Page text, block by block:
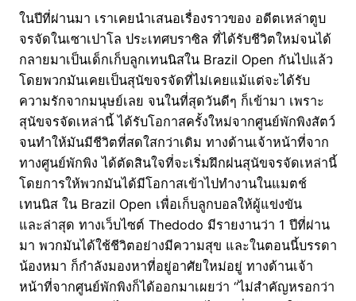
ในปีที่ผ่านมา เราเคยนำเสนอเรื่องราวของ อดีตเหล่าตูบ
จรจัดในเซาเปาโล ประเทศบราซิล ที่ได้รับชีวิตใหม่จนได้
กลายมาเป็นเด็กเก็บลูกเทนนิสใน Brazil Open กันไปแล้ว
โดยพวกมันเคยเป็นสุนัขจรจัดที่ไม่เคยแม้แต่จะได้รับ
ความรักจากมนุษย์เลย จนในที่สุดวันดีๆ ก็เข้ามา เพราะ
สุนัขจรจัดเหล่านี้ ได้รับโอกาสครั้งใหม่จากศูนย์พักพิงสัตว์
จนทำให้มันมีชีวิตที่สดใสกว่าเดิม ทางด้านเจ้าหน้าที่จาก
ทางศูนย์พักพิง ได้ตัดสินใจที่จะเริ่มฝึกฝนสุนัขจรจัดเหล่านี้
โดยการให้พวกมันได้มีโอกาสเข้าไปทำงานในแมตช์
เทนนิส ใน Brazil Open เพื่อเก็บลูกบอลให้ผู้แข่งขัน
และล่าสุด ทางเว็บไซต์ Thedodo มีรายงานว่า 1 ปีที่ผ่าน
มา พวกมันได้ใช้ชีวิตอย่างมีความสุข และในตอนนี้บรรดา
น้องหมา ก็กำลังมองหาที่อยู่อาศัยใหม่อยู่ ทางด้านเจ้า
หน้าที่จากศูนย์พักพิงก็ได้ออกมาเผยว่า “ไม่สำคัญหรอกว่า